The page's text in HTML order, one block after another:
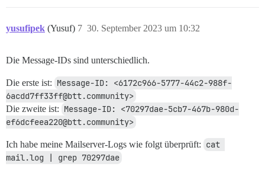
yusufipek (Yusuf) 30. September 2023 um 10:32
7
Die Message-IDs sind unterschiedlich.
Die erste ist: Message-ID: <6172c966-5777-44c2-988f-
6acdd7ff33ff@btt.community>
Die zweite ist: Message-ID: <70297dae-5cb7-467b-980d-
ef6dcfeea220@btt.community>
Ich habe meine Mailserver-Logs wie folgt überprüft: cat
mail.log | grep 70297dae